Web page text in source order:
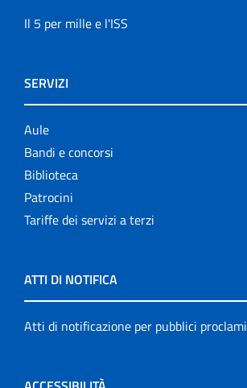
Il 5 per mille e l'ISS
SERVIZI
Aule
Bandi e concorsi
Biblioteca
Patrocini
Tariffe dei servizi a terzi
ATTI DI NOTIFICA
Atti di notificazione per pubblici proclami